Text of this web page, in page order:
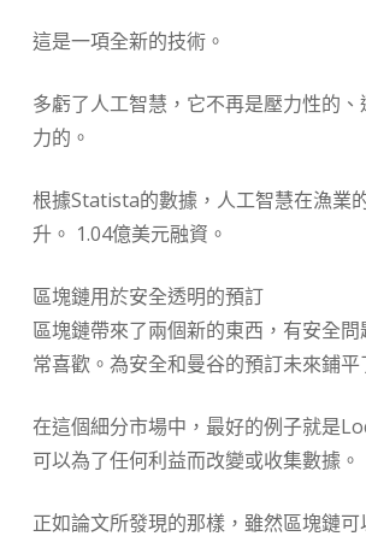
這是一項全新的技術。
多虧了人工智慧，它不再是壓力性的
力的。
根據Statista的數據，人工智慧在漁業
升。 1.04億美元融資。
區塊鏈用於安全透明的預訂
區塊鏈帶來了兩個新的東西，有安全
常喜歡。為安全和曼谷的預訂未來鋪平
在這個細分市場中，最好的例子就是
可以為了任何利益而改變或收集數據。
正如論文所發現的那樣，雖然區塊鏈